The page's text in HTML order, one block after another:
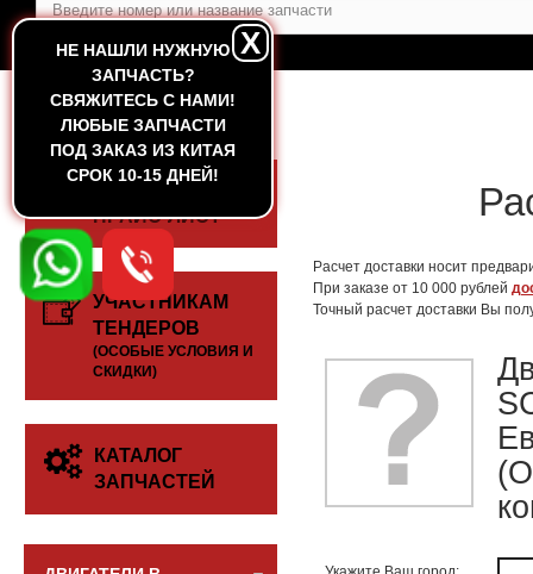
НЕ НАШЛИ НУЖНУЮ
ЗАПЧАСТЬ?
CВЯЖИТЕСЬ С НАМИ!
ЛЮБЫЕ ЗАПЧАСТИ
ПОД ЗАКАЗ ИЗ КИТАЯ
СРОК 10-15 ДНЕЙ!
X
ГЛАВНАЯ
СКАЧАТЬ
ПРАЙС-ЛИСТ
УЧАСТНИКАМ
ТЕНДЕРОВ
(ОСОБЫЕ УСЛОВИЯ И
СКИДКИ)
КАТАЛОГ
ЗАПЧАСТЕЙ
Расчет доставки носит
При заказе от 10 000 рублей
Точный расчет доставки Вы